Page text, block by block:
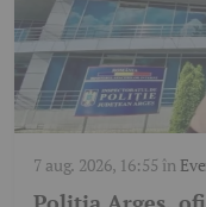
7 aug. 2026, 16:55 în